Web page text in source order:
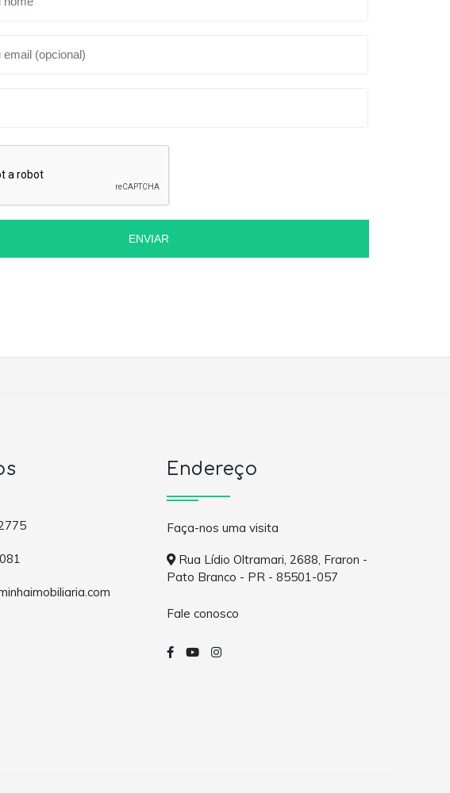
ENVIAR
Endereço
Faça-nos uma visita
Rua Lídio Oltramari, 2688, Fraron -
Pato Branco - PR - 85501-057
Fale conosco